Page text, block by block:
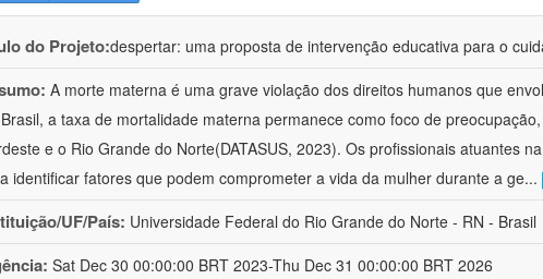
do Projeto:despertar: uma proposta de intervenção educativa para o
A morte materna é uma grave violação dos direitos humanos que
a taxa de mortalidade materna permanece como foco de
e o Rio Grande do Norte(DATASUS, 2023). Os profissionais atuantes
identificar fatores que podem comprometer a vida da mulher durante a ge...
UF/País: Universidade Federal do Rio Grande do Norte - RN - Brasil
Sat Dec 30 00:00:00 BRT 2023-Thu Dec 31 00:00:00 BRT 2026